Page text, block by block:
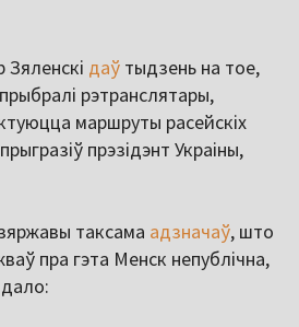
Зяленскі даў тыдзень на тое,
рэтранслятары,
маршруты расейскіх
прэзідэнт Украіны,
таксама адзначаў, што
пра гэта Менск непублічна,